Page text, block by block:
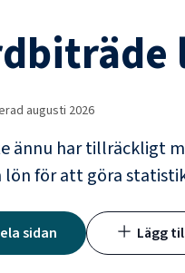
augusti 2026
ännu har tillräckligt
lön för att göra
sidan Lägg